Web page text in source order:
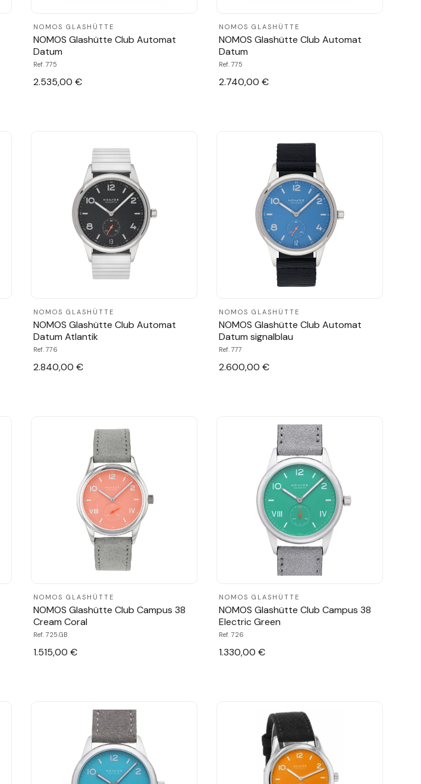
NOMOS GLASHÜTTE
NOMOS Glashütte Club Automat
Datum
Ref. 775
2.535,00 €
NOMOS GLASHÜTTE
NOMOS Glashütte Club Automat
Datum
Ref. 775
2.740,00 €
NOMOS GLASHÜTTE
NOMOS Glashütte Club Automat
Datum Atlantik
Ref. 776
2.840,00 €
NOMOS GLASHÜTTE
NOMOS Glashütte Club Automat
Datum signalblau
Ref. 777
2.600,00 €
NOMOS GLASHÜTTE
NOMOS Glashütte Club Campus 38
Cream Coral
Ref. 725.GB
1.515,00 €
NOMOS GLASHÜTTE
NOMOS Glashütte Club Campus 38
Electric Green
Ref. 726
1.330,00 €